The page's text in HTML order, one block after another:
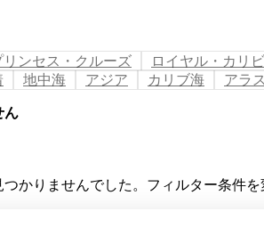
リンセス・クルーズ ロイヤル・カリ
地中海 アジア カリブ海 アラ
ん
かりませんでした。フィルター条件を